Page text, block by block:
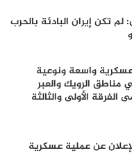
تكن إيران البادئة بالحرب
عسكرية واسعة ونوعية
الرويك والعبر
الأولى والثالثة
عن عملية عسكرية